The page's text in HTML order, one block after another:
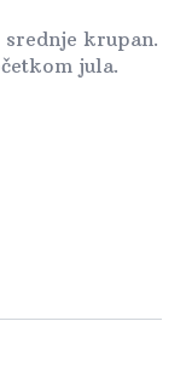
krupan.
jula.